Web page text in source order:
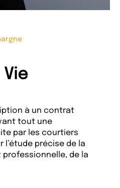
Vie
à un contrat
tout une
par les courtiers
l’étude précise de la
de la